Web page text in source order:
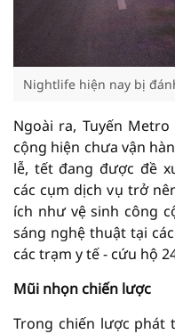
Nightlife hiện nay bị
Ngoài ra, Tuyến
cộng hiện chưa vận
lễ, tết đang được đề
các cụm dịch vụ trở
ích như vệ sinh công
sáng nghệ thuật tại
các trạm y tế - cứu hộ
Mũi nhọn chiến lược
Trong chiến lược phát